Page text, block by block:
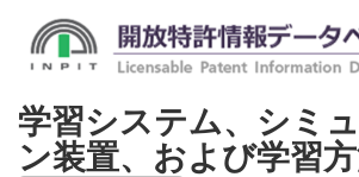
学習システム、シミ
ン装置、および学習